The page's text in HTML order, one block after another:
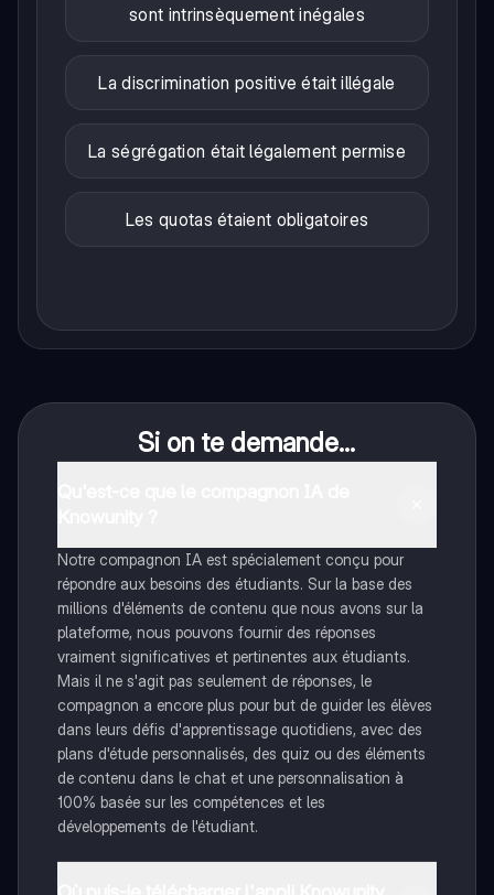
sont intrinsèquement inégales
La discrimination positive était illégale
La ségrégation était légalement permise
Les quotas étaient obligatoires
Si on te demande...
Notre compagnon IA est spécialement conçu pour
répondre aux besoins des étudiants. Sur la base des
millions d'éléments de contenu que nous avons sur la
plateforme, nous pouvons fournir des réponses
vraiment significatives et pertinentes aux étudiants.
Mais il ne s'agit pas seulement de réponses, le
compagnon a encore plus pour but de guider les élèves
dans leurs défis d'apprentissage quotidiens, avec des
plans d'étude personnalisés, des quiz ou des éléments
de contenu dans le chat et une personnalisation à
100% basée sur les compétences et les
développements de l'étudiant.